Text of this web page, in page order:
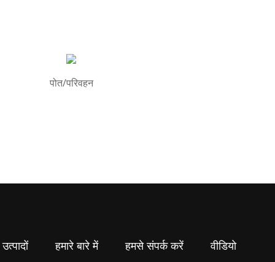
पोत/परिवहन
उत्पादों हमारे बारे में हमसे संपर्क करें वीडियो